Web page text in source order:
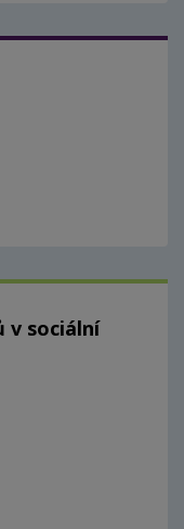
v sociální